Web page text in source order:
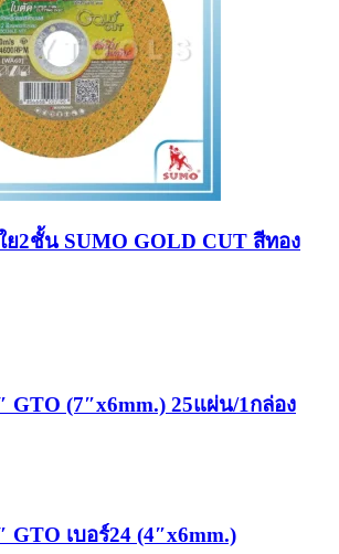
ย2ชั้น SUMO GOLD CUT สีทอง
GTO (7″x6mm.) 25แผ่น/1กล่อง
GTO เบอร์24 (4″x6mm.)